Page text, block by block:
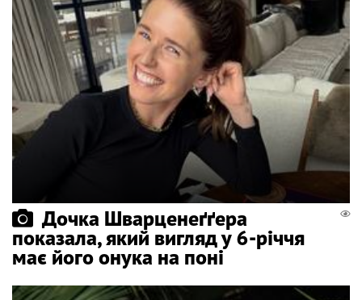
Дочка Шварценеґґера
показала, який вигляд у 6-річчя
має його онука на поні